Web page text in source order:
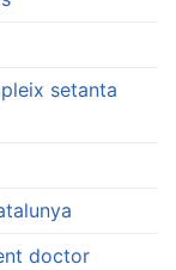
setanta
doctor